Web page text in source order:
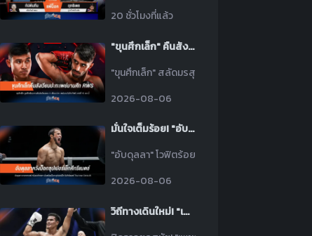
20 ชั่วโมงที่แล้ว
"ขุนศึกเล็ก" คืนสังเวียนรอบ 11 เดือน! พร้อมปะทะ "เพย์มาน" ศึก RWS 15 ส.ค.นี้
"ขุนศึกเล็ก" สลัดมรสุมคืนสังเวียนรอบ 11 เดือน! ข
2026-08-06
มั่นใจเต็มร้อย! "อับดุลลา" ปักป้ายน็อก "ซุปเปอร์เล็ก" ล้างตาศึก ONE
"อับดุลลา" โวฟิตร้อยเปอร์เซ็นต์! ลั่นน็อก "ซุปเปอ
2026-08-06
วิถีทางเดินใหม่! "เพชรพนมรุ้ง" แยกทาง GLORY ยอดสังเวียนคิกบ็อกซิ่ง